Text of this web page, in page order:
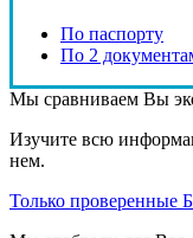
По паспорту
По 2
Мы сравниваем Вы
Изучите всю
нем.
Только проверенные